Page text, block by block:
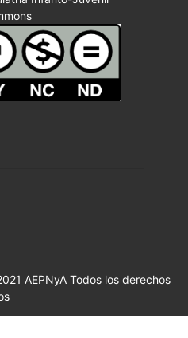
AEPNyA Todos los derechos